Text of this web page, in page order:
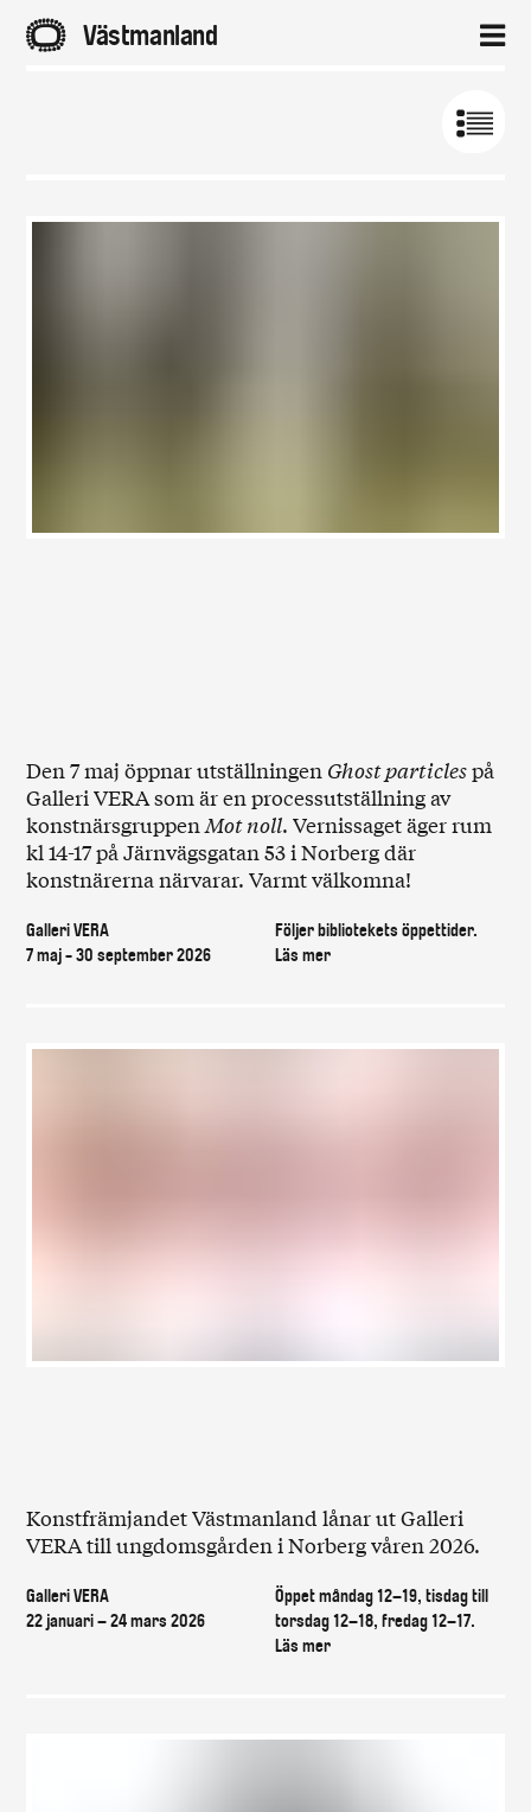
Den 7 maj öppnar utställningen Ghost particlespå
Galleri VERA som är en processutställning av
konstnärsgruppenMot noll. Vernissaget äger rum
kl 14-17 på Järnvägsgatan 53 i Norberg där
konstnärerna närvarar. Varmt välkomna!
Galleri VERA
7 maj - 30 september 2026
Följer bibliotekets öppettider.
Läs mer
Konstfrämjandet Västmanland lånar ut Galleri
VERA till ungdomsgården i Norberg våren 2026.
Galleri VERA
22 januari – 24 mars 2026
Öppet måndag 12–19, tisdag till
torsdag 12–18, fredag 12–17.
Läs mer
A Västmanland 2